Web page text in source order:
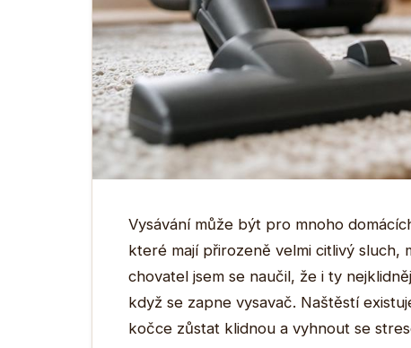
Vysávání může být pro mnoho
které mají přirozeně velmi citlivý
chovatel jsem se naučil, že i ty
když se zapne vysavač. Naštěstí
kočce zůstat klidnou a vyhnout se